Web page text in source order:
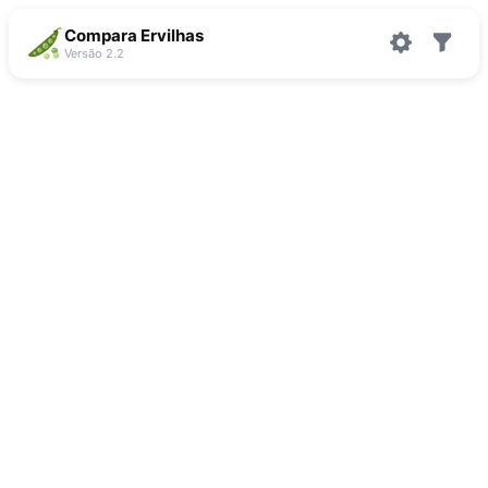
Compara Ervilhas
Versão 2.2